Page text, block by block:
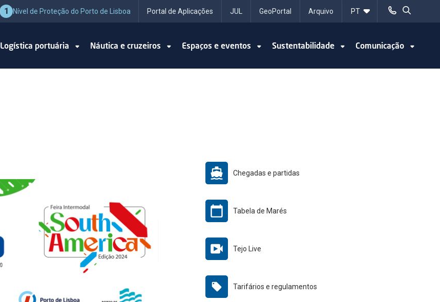
1 Nível de Proteção do Porto de Lisboa Portal de Aplicações JUL GeoPortal Arquivo
Logística portuária Náutica e cruzeiros Espaços e eventos Sustentabilidade Comunicação
Chegadas e partidas
Tabela de Marés
Tejo Live
Tarifários e regulamentos